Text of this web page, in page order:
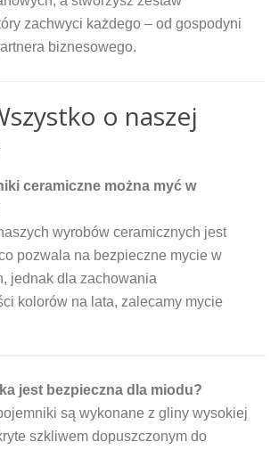
zachwyci każdego – od gospodyni
biznesowego.
o naszej
ceramiczne można myć w
wyrobów ceramicznych jest
pozwala na bezpieczne mycie w
jednak dla zachowania
kolorów na lata, zalecamy mycie
jest bezpieczna dla miodu?
są wykonane z gliny wysokiej
szkliwem dopuszczonym do